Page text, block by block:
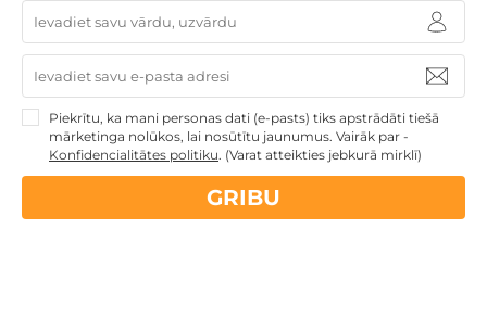
14 dienunaudas atmaksas garantija
Kvalitatīva klientu apkalpošana
GribuAtpusties.lvizmēģinātsunpārbaudīts
Piekrītu, ka mani personas dati (e-pasts) tiks apstrādāti tiešā
mārketinga nolūkos, lai nosūtītu jaunumus. Vairāk par -
Konfidencialitātes politiku. (Varat atteikties jebkurā mirklī)
GRIBU